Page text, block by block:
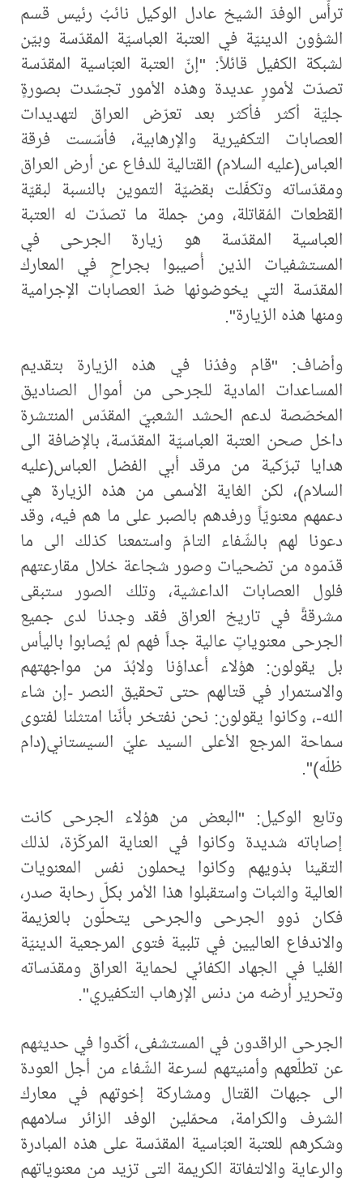
ترأّس الوفدَ الشيخ عادل الوكيل نائبُ رئيس قسم
الشؤون الدينيّة في العتبة العباسيّة المقدّسة وبيّن
لشبكة الكفيل قائلاً: "إنّ العتبة العبّاسية المقدّسة
تصدّت لأمورٍ عديدة وهذه الأمور تجسّدت بصورةٍ
جليّة أكثر فأكثر بعد تعرّض العراق لتهديدات
العصابات التكفيرية والإرهابية، فأسّست فرقة
العباس(عليه السلام) القتالية للدفاع عن أرض العراق
ومقدّساته وتكفّلت بقضيّة التموين بالنسبة لبقيّة
القطعات المُقاتلة، ومن جملة ما تصدّت له العتبة
العباسية المقدّسة هو زيارة الجرحى في
المستشفيات الذين أُصيبوا بجراحٍ في المعارك
المقدّسة التي يخوضونها ضدّ العصابات الإجرامية
ومنها هذه الزيارة".
وأضاف: "قام وفدُنا في هذه الزيارة بتقديم
المساعدات المادية للجرحى من أموال الصناديق
المخصّصة لدعم الحشد الشعبيّ المقدّس المنتشرة
داخل صحن العتبة العباسيّة المقدّسة، بالإضافة الى
هدايا تبرّكية من مرقد أبي الفضل العباس(عليه
السلام)، لكن الغاية الأسمى من هذه الزيارة هي
دعمهم معنويّاً ورفدهم بالصبر على ما هم فيه، وقد
دعونا لهم بالشّفاء التامّ واستمعنا كذلك الى ما
قدّموه من تضحيات وصور شجاعة خلال مقارعتهم
فلول العصابات الداعشية، وتلك الصور ستبقى
مشرقةً في تاريخ العراق فقد وجدنا لدى جميع
الجرحى معنوياتٍ عالية جداً فهم لم يُصابوا باليأس
بل يقولون: هؤلاء أعداؤنا ولابُدّ من مواجهتهم
والاستمرار في قتالهم حتى تحقيق النصر -إن شاء
الله-، وكانوا يقولون: نحن نفتخر بأنّنا امتثلنا لفتوى
سماحة المرجع الأعلى السيد عليّ السيستاني(دام
ظلّه)".
وتابع الوكيل: "البعض من هؤلاء الجرحى كانت
إصاباته شديدة وكانوا في العناية المركّزة، لذلك
التقينا بذويهم وكانوا يحملون نفس المعنويات
العالية والثبات واستقبلوا هذا الأمر بكلّ رحابة صدر،
فكان ذوو الجرحى والجرحى يتحلّون بالعزيمة
والاندفاع العاليين في تلبية فتوى المرجعية الدينيّة
العُليا في الجهاد الكفائي لحماية العراق ومقدّساته
وتحرير أرضه من دنس الإرهاب التكفيري".
الجرحى الراقدون في المستشفى، أكّدوا في حديثهم
عن تطلّعهم وأمنيتهم لسرعة الشّفاء من أجل العودة
الى جبهات القتال ومشاركة إخوتهم في معارك
الشرف والكرامة، محمّلين الوفد الزائر سلامهم
وشكرهم للعتبة العبّاسية المقدّسة على هذه المبادرة
والرعاية والالتفاتة الكريمة التي تزيد من معنوياتهم